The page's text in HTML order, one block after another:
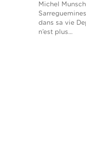
Michel
dans sa vie
n’est plus...